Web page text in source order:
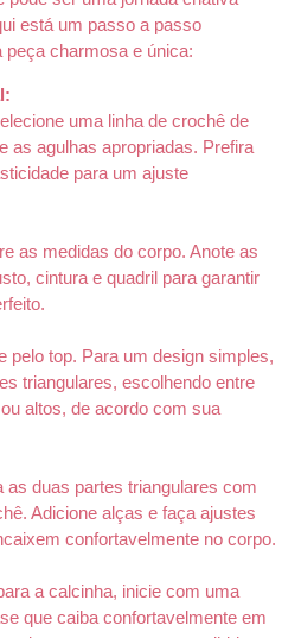
está um passo a passo
charmosa e única:
uma linha de crochê de
as agulhas apropriadas. Prefira
para um ajuste
as medidas do corpo. Anote as
cintura e quadril para garantir
pelo top. Para um design simples,
triangulares, escolhendo entre
altos, de acordo com sua
as duas partes triangulares com
Adicione alças e faça ajustes
confortavelmente no corpo.
a calcinha, inicie com uma
que caiba confortavelmente em